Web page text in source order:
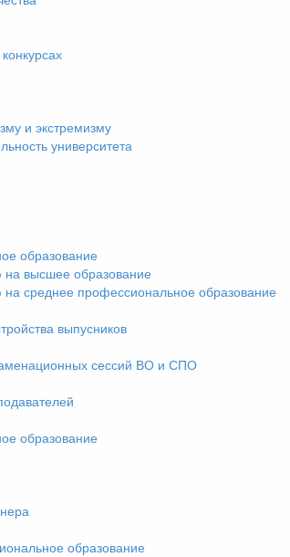
и экстремизму
университета
образование
на высшее образование
на среднее профессиональное образование
выпусников
сессий ВО и СПО
образование
образование